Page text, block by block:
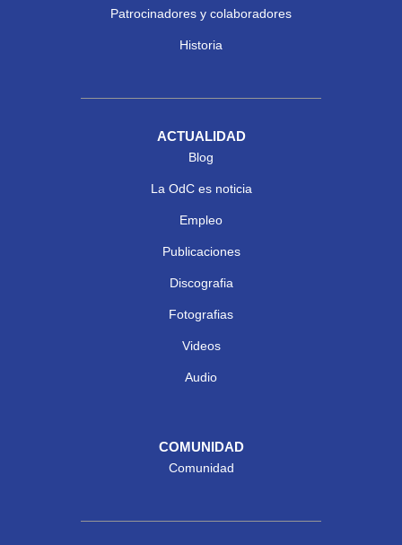
Patrocinadores y colaboradores
Historia
ACTUALIDAD
Blog
La OdC es noticia
Empleo
Publicaciones
Discografia
Fotografias
Videos
Audio
COMUNIDAD
Comunidad